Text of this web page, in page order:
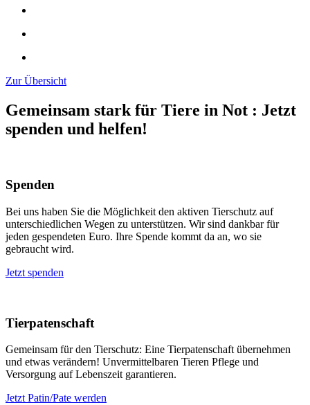
Zur Übersicht
Gemeinsam stark für Tiere in Not : Jetzt
spenden und helfen!
Spenden
Bei uns haben Sie die Möglichkeit den aktiven Tierschutz auf
unterschiedlichen Wegen zu unterstützen. Wir sind dankbar für
jeden gespendeten Euro. Ihre Spende kommt da an, wo sie
gebraucht wird.
Jetzt spenden
Tierpatenschaft
Gemeinsam für den Tierschutz: Eine Tierpatenschaft übernehmen
und etwas verändern! Unvermittelbaren Tieren Pflege und
Versorgung auf Lebenszeit garantieren.
Jetzt Patin/Pate werden